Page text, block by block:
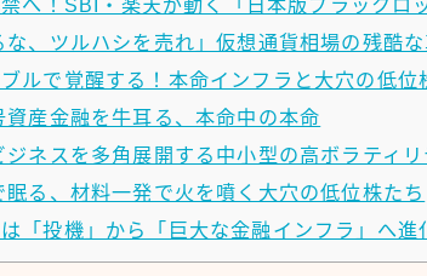
へ！SBI・楽天が動く「日本版ブラックロ
な、ツルハシを売れ」仮想通貨相場の残酷
ルで覚醒する！本命インフラと大穴の低位
資産金融を牛耳る、本命中の本命
ジネスを多角展開する中小型の高ボラティリ
眠る、材料一発で火を噴く大穴の低位株たち
「投機」から「巨大な金融インフラ」へ進